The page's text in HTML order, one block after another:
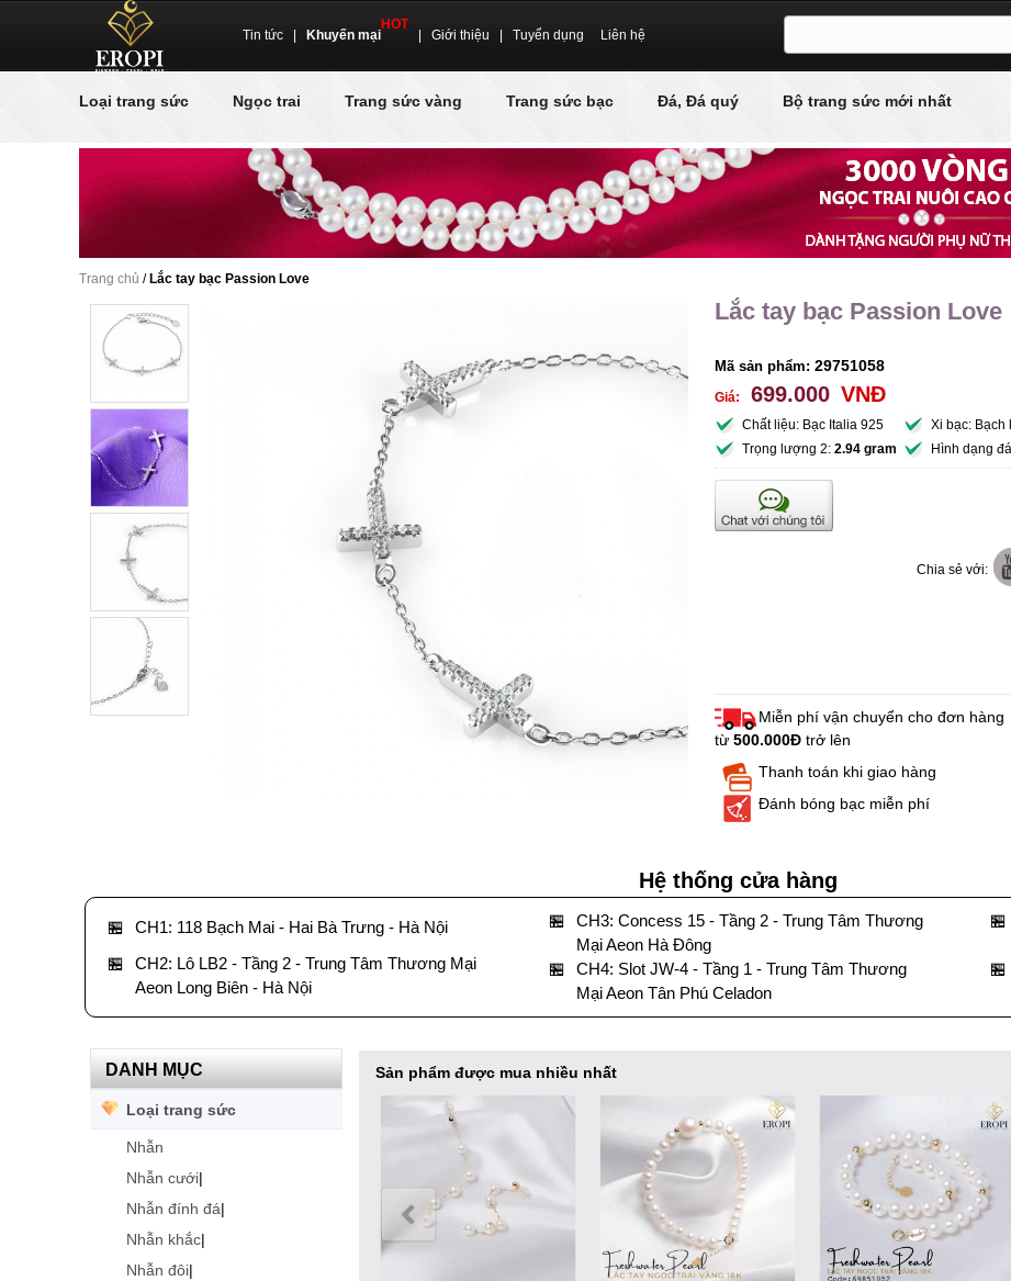
Tin tức Khuyến mại
HOT
Giới thiệu Tuyển dụng Liên hệ
Loại trang sức Ngọc trai Trang sức vàng Trang sức bạc Đá, Đá quý Bộ trang sức mới nhất
Trang chủ / Lắc tay bạc Passion Love
Lắc tay bạc Passion Love
Mã sản phẩm: 29751058
Giá: 699.000 VNĐ
Chất liệu: Bạc Italia 925
Xi bạc: Bạch
Trọng lượng 2: 2.94 gram Hình dạng
Chia sẻ với:
Miễn phí vận chuyển cho đơn hàng
từ 500.000Đtrở lên
Thanh toán khi giao hàng
Đánh bóng bạc miễn phí
Hệ thống cửa hàng
🏪
CH1: 118 Bạch Mai - Hai Bà Trưng - Hà Nội
🏪
CH2: Lô LB2 - Tầng 2 - Trung Tâm Thương Mại
Aeon Long Biên - Hà Nội
🏪
CH3: Concess 15 - Tầng 2 - Trung Tâm Thương
Mại Aeon Hà Đông
🏪
CH4: Slot JW-4 - Tầng 1 - Trung Tâm Thương
Mại Aeon Tân Phú Celadon
🏪
🏪
DANH MỤC
Loại trang sức
Nhẫn
Nhẫn cưới|
Nhẫn đính đá|
Nhẫn khắc|
Nhẫn đôi|
Sản phẩm được mua nhiều nhất